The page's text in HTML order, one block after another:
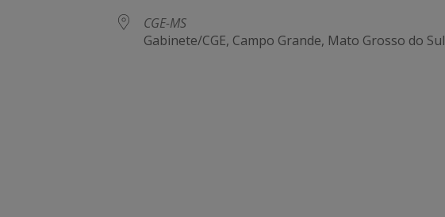
CGE-MS
Gabinete/CGE, Campo Grande, Mato Grosso do Sul